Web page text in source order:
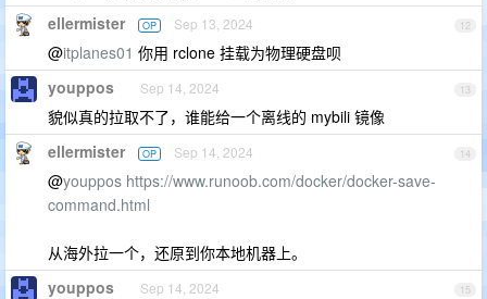
12
ellermister OP Sep 13, 2024
@itplanes01 你用 rclone 挂载为物理硬盘呗
13
youppos Sep 14, 2024
貌似真的拉取不了，谁能给一个离线的 mybili 镜像
14
ellermister OP Sep 14, 2024
@youppos https://www.runoob.com/docker/docker-save-
command.html
从海外拉一个，还原到你本地机器上。
15
youppos Sep 14, 2024